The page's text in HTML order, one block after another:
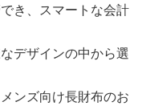
き、スマートな会計
デザインの中から選
ンズ向け長財布のお